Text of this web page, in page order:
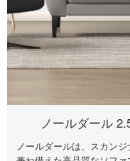
ノールダール
ノールダールは、スカン